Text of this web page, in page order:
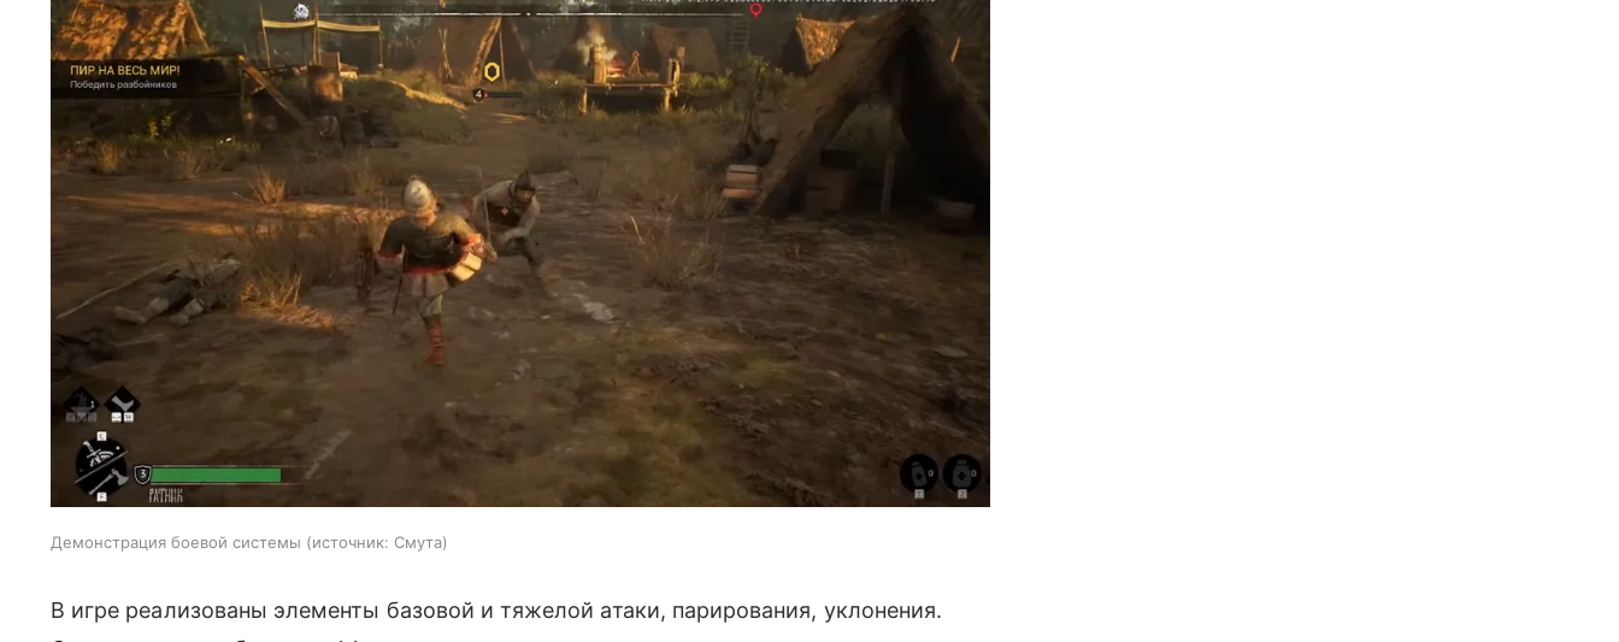
Демонстрация боевой системы источник: Смута
В игре реализованы элементы базовой и тяжелой атаки, парирования, уклонения.